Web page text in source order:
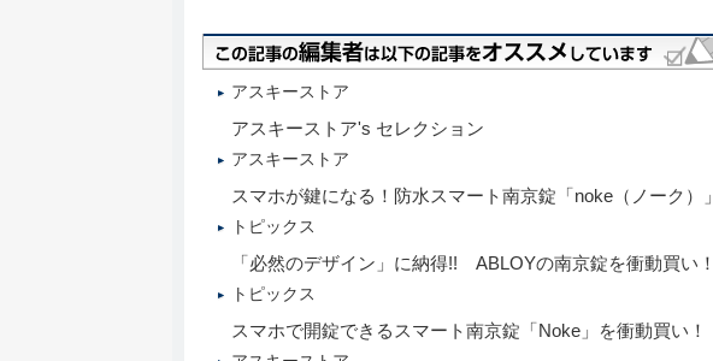
アスキーストア
アスキーストア's セレクション
アスキーストア
スマホが鍵になる！防水スマート南京錠「noke（ノーク）」
トピックス
「必然のデザイン」に納得!! ABLOYの南京錠を衝動買い！
トピックス
スマホで開錠できるスマート南京錠「Noke」を衝動買い！